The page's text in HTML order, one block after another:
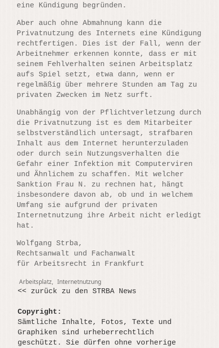
eine Kündigung begründen.
Aber auch ohne Abmahnung kann die
Privatnutzung des Internets eine Kündigung
rechtfertigen. Dies ist der Fall, wenn der
Arbeitnehmer erkennen konnte, dass er mit
seinem Fehlverhalten seinen Arbeitsplatz
aufs Spiel setzt, etwa dann, wenn er
regelmäßig über mehrere Stunden am Tag zu
privaten Zwecken im Netz surft.
Unabhängig von der Pflichtverletzung durch
die Privatnutzung ist es dem Mitarbeiter
selbstverständlich untersagt, strafbaren
Inhalt aus dem Internet herunterzuladen
oder durch sein Nutzungsverhalten die
Gefahr einer Infektion mit Computerviren
und Ähnlichem zu schaffen. Mit welcher
Sanktion Frau N. zu rechnen hat, hängt
insbesondere davon ab, ob und in welchem
Umfang sie aufgrund der privaten
Internetnutzung ihre Arbeit nicht erledigt
hat.
Wolfgang Strba,
Rechtsanwalt und Fachanwalt
für Arbeitsrecht in Frankfurt
Tags
Arbeitsplatz, Internetnutzung
<< zurück zu den STRBA News
Copyright:
Sämtliche Inhalte, Fotos, Texte und
Graphiken sind urheberrechtlich
geschützt. Sie dürfen ohne vorherige